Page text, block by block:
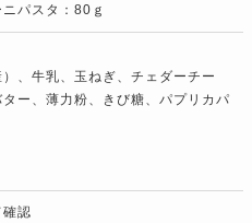
パスタ：80ｇ
、牛乳、玉ねぎ、チェダーチー
ー、薄力粉、きび糖、パプリカパ
確認